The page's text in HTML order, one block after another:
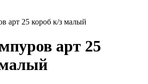
арт 25 короб к/з малый
арт 25